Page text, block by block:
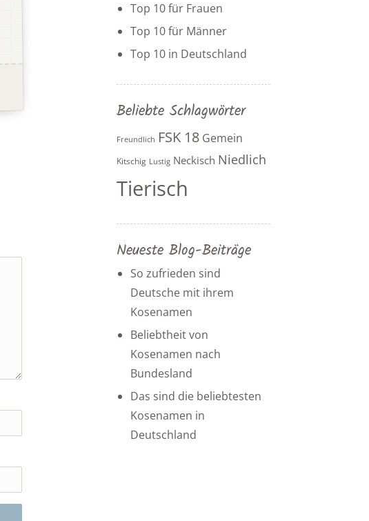
Top 10 für Frauen
Top 10 für Männer
Top 10 in Deutschland
Beliebte Schlagwörter
Freundlich FSK 18 Gemein
Kitschig Lustig Neckisch Niedlich
Tierisch
Neueste Blog-Beiträge
So zufrieden sind
Deutsche mit ihrem
Kosenamen
Beliebtheit von
Kosenamen nach
Bundesland
Das sind die beliebtesten
Kosenamen in
Deutschland